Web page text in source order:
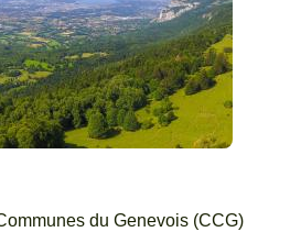
du Genevois (CCG)